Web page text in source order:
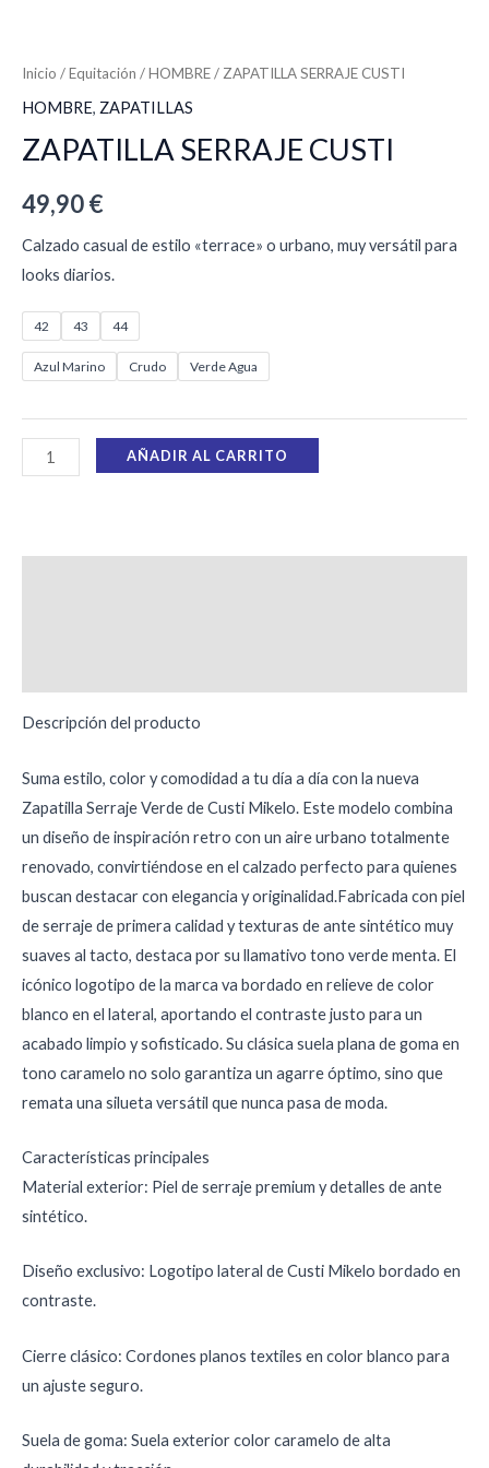
Inicio /Equitación /HOMBRE/ ZAPATILLA SERRAJE CUSTI
HOMBRE, ZAPATILLAS
ZAPATILLA SERRAJE CUSTI
49,90€
Calzado casual de estilo «terrace» o urbano, muy versátil para
looks diarios.
42 43 44
Azul Marino Crudo Verde Agua
AÑADIR AL CARRITO
Descripción del producto
Suma estilo, color y comodidad a tu día a día con la nueva
Zapatilla Serraje Verde de Custi Mikelo. Este modelo combina
un diseño de inspiración retro con un aire urbano totalmente
renovado, convirtiéndose en el calzado perfecto para quienes
buscan destacar con elegancia y originalidad.Fabricada con piel
de serraje de primera calidad y texturas de ante sintético muy
suaves al tacto, destaca por su llamativo tono verde menta. El
icónico logotipo de la marca va bordado en relieve de color
blanco en el lateral, aportando el contraste justo para un
acabado limpio y sofisticado. Su clásica suela plana de goma en
tono caramelo no solo garantiza un agarre óptimo, sino que
remata una silueta versátil que nunca pasa de moda.
Características principales
Material exterior: Piel de serraje premium y detalles de ante
sintético.
Diseño exclusivo: Logotipo lateral de Custi Mikelo bordado en
contraste.
Cierre clásico: Cordones planos textiles en color blanco para
un ajuste seguro.
Suela de goma: Suela exterior color caramelo de alta